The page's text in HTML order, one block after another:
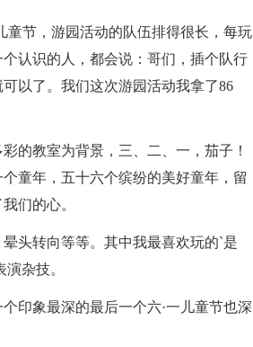
童节，游园活动的队伍排得很长，每玩
认识的人，都会说：哥们，插个队行
以了。我们这次游园活动我拿了86
的教室为背景，三、二、一，茄子！
童年，五十六个缤纷的美好童年，留
们的心。
头转向等等。其中我最喜欢玩的`是
杂技。
印象最深的最后一个六·一儿童节也深